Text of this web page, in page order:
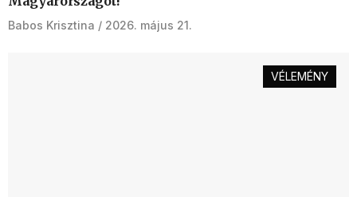
Babos Krisztina 2026. május 21.
VÉLEMÉNY